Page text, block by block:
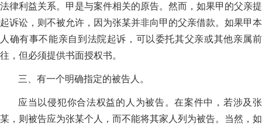
法律利益关系。甲是与案件相关的原告。然而，如果甲的父亲提
起诉讼，则不被允许，因为张某并非向甲的父亲借款。如果甲本
人确有事不能亲自到法院起诉，可以委托其父亲或其他亲属前
往，但必须提供书面授权书。
三、有一个明确指定的被告人。
应当以侵犯你合法权益的人为被告。在案件中，若涉及张
某，则被告应为张某个人，而不能将其家人列为被告。当然，如